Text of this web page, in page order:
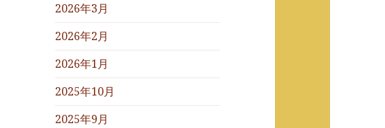
2026年3月
2026年2月
2026年1月
2025年10月
2025年9月